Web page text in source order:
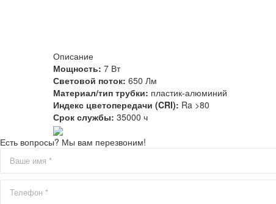
Описание
Мощность: 7 Вт
Световой поток: 650 Лм
Материал/тип трубки: пластик-алюминий
Индекс цветопередачи (CRI): Ra >80
Срок службы: 35000 ч
Есть вопросы? Мы вам перезвоним!